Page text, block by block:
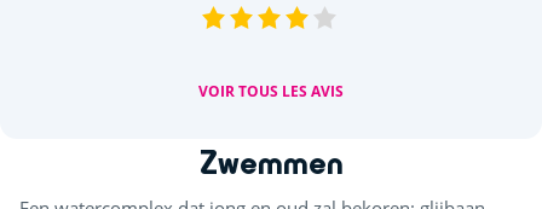
VOIR TOUS LES AVIS
Zwemmen